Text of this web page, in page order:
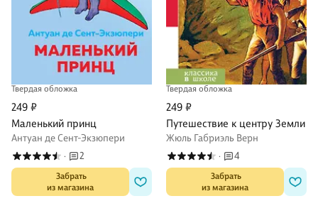
Твердая обложка
249 ₽
Маленький принц
Антуан де Сент-Экзюпери
· 2
Забрать
из магазина
Твердая обложка
249 ₽
Путешествие к центру Земли
Жюль Габриэль Верн
· 4
Забрать
из магазина